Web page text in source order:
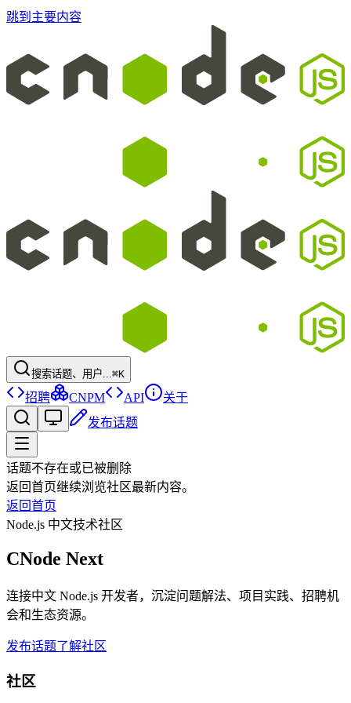
跳到主要内容
搜索话题、用户...⌘K
招聘 CNPM API
关于
发布话题
话题不存在或已被删除
返回首页继续浏览社区最新内容。
返回首页
Node.js 中文技术社区
CNode Next
连接中文 Node.js 开发者，沉淀问题解法、项目实践、招聘机
会和生态资源。
发布话题了解社区
社区